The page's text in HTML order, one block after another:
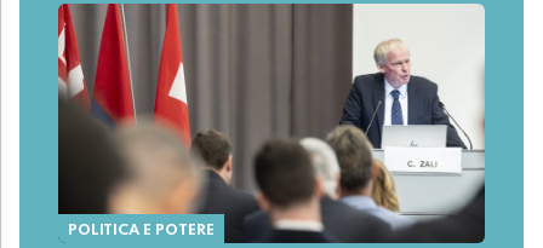
POLITICA E POTERE